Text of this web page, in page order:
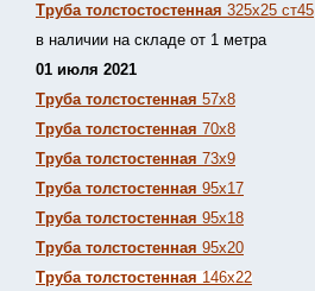
Труба толстостостенная 325х25 ст45
в наличии на складе от 1 метра
01 июля 2021
Труба толстостенная 57х8
Труба толстостенная 70х8
Труба толстостенная 73х9
Труба толстостенная 95х17
Труба толстостенная 95х18
Труба толстостенная 95х20
Труба толстостенная 146х22